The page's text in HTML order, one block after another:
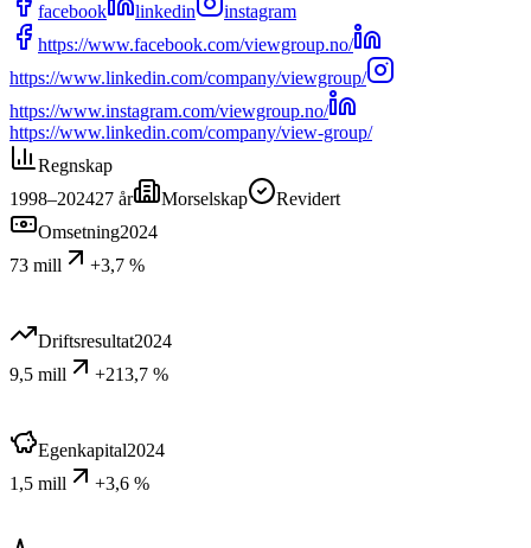
facebook linkedin
instagram
https://www.facebook.com/viewgroup.no/
https://www.linkedin.com/company/viewgroup/
https://www.instagram.com/viewgroup.no/
https://www.linkedin.com/company/view-group/
Regnskap
1998–202427 år Morselskap
Revidert
Omsetning2024
73 mill
+3,7 %
Driftsresultat2024
9,5 mill
+213,7 %
Egenkapital2024
1,5 mill
+3,6 %